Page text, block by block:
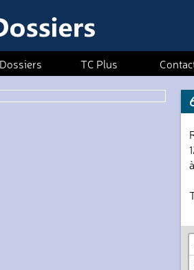
Dossiers TC Plus